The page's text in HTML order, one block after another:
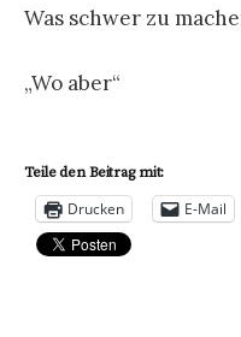
Was schwer zu
„Wo aber“
Teile den Beitrag mit:
Drucken E-Mail